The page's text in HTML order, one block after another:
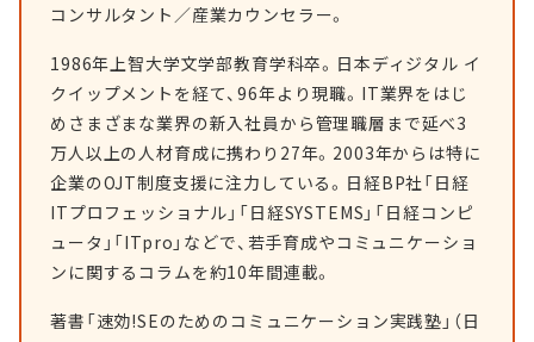
コンサルタント／産業カウンセラー。
1986年上智大学文学部教育学科卒。日本ディジタル イ
クイップメントを経て、96年より現職。IT業界をはじ
めさまざまな業界の新入社員から管理職層まで延べ3
万人以上の人材育成に携わり27年。2003年からは特に
企業のOJT制度支援に注力している。日経BP社「日経
ITプロフェッショナル」「日経SYSTEMS」「日経コンピ
ュータ」「ITpro」などで、若手育成やコミュニケーショ
ンに関するコラムを約10年間連載。
著書「速効!SEのためのコミュニケーション実践塾」（日